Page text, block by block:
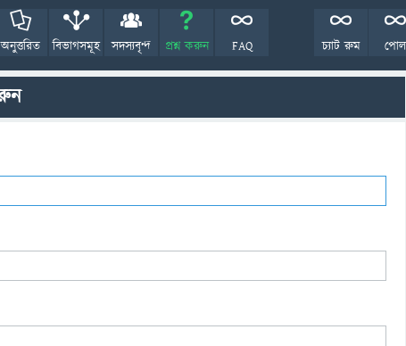
অনুত্তরিত বিভাগসমূহ সদস্যবৃন্দ প্রশ্ন করুন FAQ পোল
চ্যাট রুম